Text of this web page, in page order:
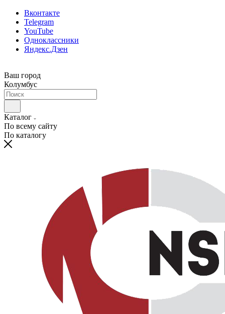
Вконтакте
Telegram
YouTube
Одноклассники
Яндекс.Дзен
Ваш город
Колумбус
Каталог
По всему сайту
По каталогу